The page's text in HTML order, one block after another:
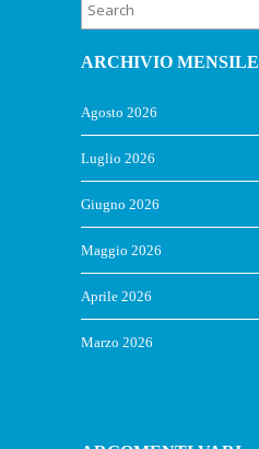
ARCHIVIO MENSILE
Agosto 2026
Luglio 2026
Giugno 2026
Maggio 2026
Aprile 2026
Marzo 2026